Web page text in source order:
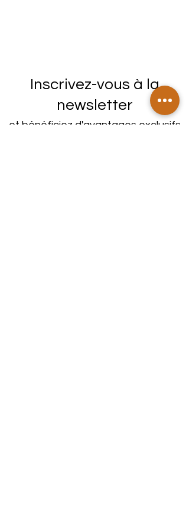
Inscrivez-vous à la
newsletter
et bénéficiez d'avantages exclusifs